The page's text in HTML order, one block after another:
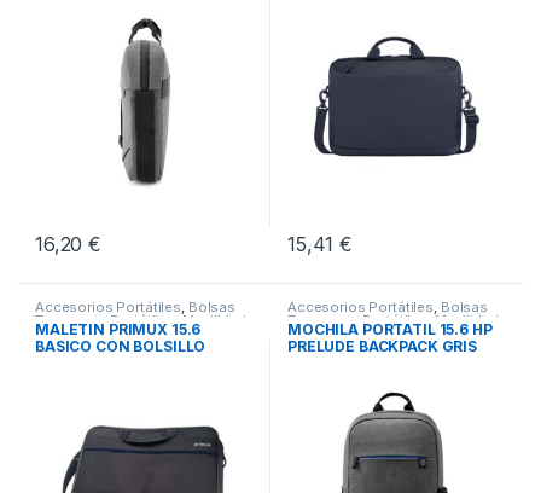
16,20€ 15,41€
Accesorios Portátiles, Bolsas
Transporte Portátiles,Movilidad
MALETIN PRIMUX 15.6
BASICO CON BOLSILLO
Accesorios Portátiles, Bolsas
Transporte Portátiles, Movilidad
MOCHILA PORTATIL 15.6 HP
PRELUDE BACKPACK GRIS